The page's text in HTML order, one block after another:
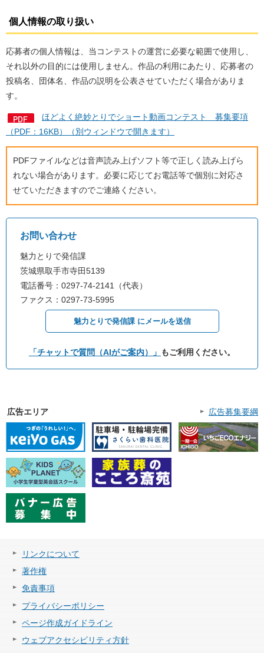
個人情報の取り扱い
応募者の個人情報は、当コンテストの運営に必要な範囲で使用し、
それ以外の目的には使用しません。作品の利用にあたり、応募者の
投稿名、団体名、作品の説明を公表させていただく場合がありま
す。
ほどよく絶妙とりでショート動画コンテスト 募集要項
（PDF：16KB）（別ウィンドウで開きます）
PDFファイルなどは音声読み上げソフト等で正しく読み上げら
れない場合があります。必要に応じてお電話等で個別に対応さ
せていただきますのでご連絡ください。
お問い合わせ
魅力とりで発信課
茨城県取手市寺田5139
電話番号：0297-74-2141（代表）
ファクス：0297-73-5995
魅力とりで発信課 にメールを送信
「チャットで質問（AIがご案内）」 もご利用ください。
広告エリア 広告募集要綱
リンクについて
著作権
免責事項
プライバシーポリシー
ページ作成ガイドライン
ウェブアクセシビリティ方針